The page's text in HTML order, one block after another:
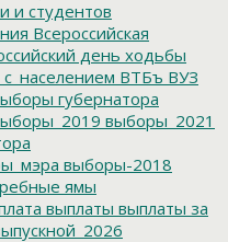
и студентов
Всероссийская
день ходьбы
ВТБъ ВУЗ
губернатора
выборы_2021
выборы-2018
ямы
выплаты выплаты за